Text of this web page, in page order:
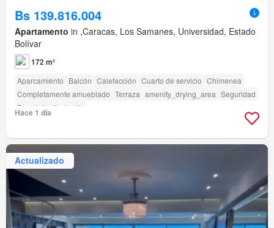
Bs 139.816.004
Apartamento in ,Caracas, Los Samanes, Universidad, Estado
Bolívar
172 m²
Aparcamiento Balcón Calefacción Cuarto de servicio Chimenea
Completamente amueblado Terraza amenity_drying_area Seguridad
Zona infantil
Jardín
Hace 1 día
Actualizado